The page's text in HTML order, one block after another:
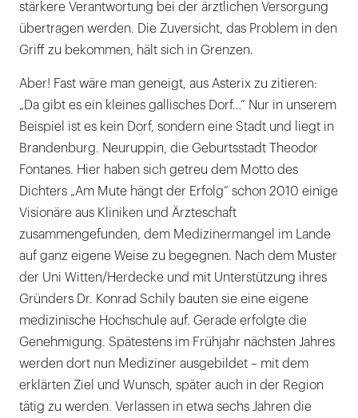
stärkere Verantwortung bei der ärztlichen Versorgung
übertragen werden. Die Zuversicht, das Problem in den
Griff zu bekommen, hält sich in Grenzen.
Aber! Fast wäre man geneigt, aus Asterix zu zitieren:
„Da gibt es ein kleines gallisches Dorf…“ Nur in unserem
Beispiel ist es kein Dorf, sondern eine Stadt und liegt in
Brandenburg. Neuruppin, die Geburtsstadt Theodor
Fontanes. Hier haben sich getreu dem Motto des
Dichters „Am Mute hängt der Erfolg“ schon 2010 einige
Visionäre aus Kliniken und Ärzteschaft
zusammengefunden, dem Medizinermangel im Lande
auf ganz eigene Weise zu begegnen. Nach dem Muster
der Uni Witten/Herdecke und mit Unterstützung ihres
Gründers Dr. Konrad Schily bauten sie eine eigene
medizinische Hochschule auf. Gerade erfolgte die
Genehmigung. Spätestens im Frühjahr nächsten Jahres
werden dort nun Mediziner ausgebildet – mit dem
erklärten Ziel und Wunsch, später auch in der Region
tätig zu werden. Verlassen in etwa sechs Jahren die